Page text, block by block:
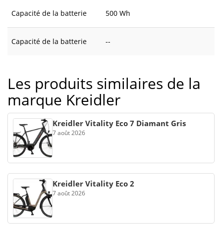
Capacité de la batterie 500 Wh
Capacité de la batterie --
Les produits similaires de la
marque Kreidler
Kreidler Vitality Eco 7 Diamant Gris
7 août 2026
Kreidler Vitality Eco 2
7 août 2026